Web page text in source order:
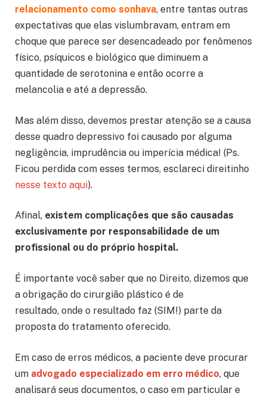
relacionamento como sonhava, entre tantas outras
expectativas que elas vislumbravam, entram em
choque que parece ser desencadeado por fenômenos
físico, psíquicos e biológico que diminuem a
quantidade de serotonina e então ocorre a
melancolia e até a depressão.
Mas além disso, devemos prestar atenção se a causa
desse quadro depressivo foi causado por alguma
negligência, imprudência ou imperícia médica! (Ps.
Ficou perdida com esses termos, esclareci direitinho
nesse texto aqui).
Afinal, existem complicações que são causadas
exclusivamente por responsabilidade de um
profissional ou do próprio hospital.
É importante você saber que no Direito, dizemos que
a obrigação do cirurgião plástico é de
resultado, onde o resultado faz (SIM!) parte da
proposta do tratamento oferecido.
Em caso de erros médicos, a paciente deve procurar
um advogado especializado em erro médico, que
analisará seus documentos, o caso em particular e